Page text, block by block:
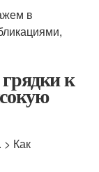
в
к
> Как